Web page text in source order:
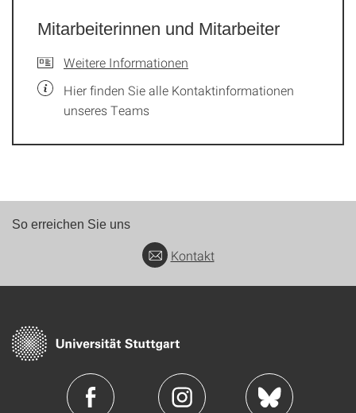
Mitarbeiterinnen und Mitarbeiter
Weitere Informationen
Hier finden Sie alle Kontaktinformationen
unseres Teams
So erreichen Sie uns
Kontakt